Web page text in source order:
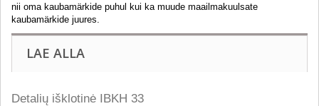
nii oma kaubamärkide puhul kui ka muude maailmakuulsate
kaubamärkide juures.
LAE ALLA
Detalių išklotinė IBKH 33